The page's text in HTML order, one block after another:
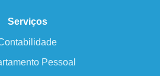
Serviços
Pessoal